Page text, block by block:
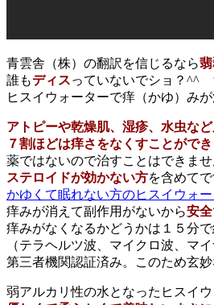
青雲舎（株）の翻訳を信じるなら
誰もディスっていないでショ？^^
ヒスイウォーターで痒（かゆ）み
アトピーや乾燥肌、湿疹、水虫な
７割ほどは痒さをなくすことができ
薬ではないので治すことはできませ
ステロイドが効かない方を含めてで
かゆくて眠れない方のヒスイウォー
痒みが消えて副作用がないから安全
痒みがなくなるかどうかは１５分で
（テラヘルツ波、マイクロ波、マ
第三者機関認証済み。このため玄
弱アルカリ性の水となったヒスイ